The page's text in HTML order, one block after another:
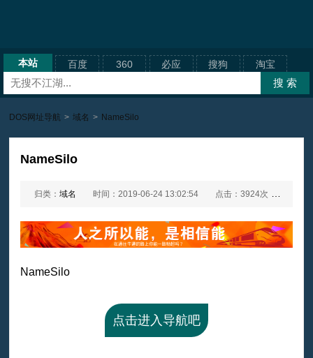
本站 百度 360 必应 搜狗 淘宝
DOS网址导航 > 域名 > NameSilo
NameSilo
归类：域名 时间：2019-06-24 13:02:54 点击：3924次
NameSilo
点击进入导航吧